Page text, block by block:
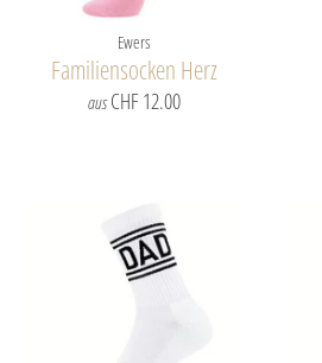
Ewers
Familiensocken Herz
aus CHF 12.00